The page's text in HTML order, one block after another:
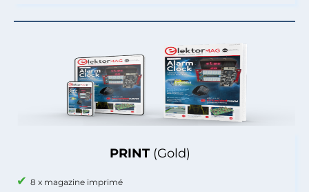
PRINT (Gold)
8 x magazine imprimé